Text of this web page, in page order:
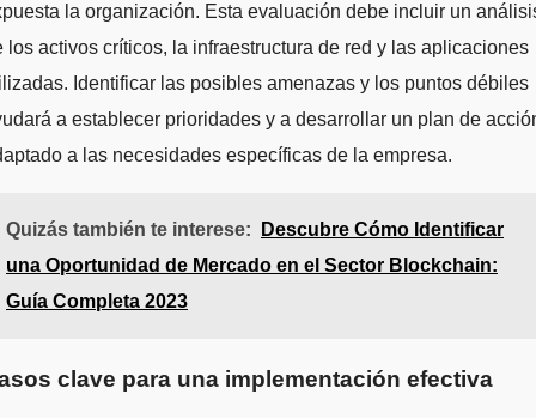
la organización. Esta evaluación debe incluir un
los activos críticos, la infraestructura de red y las aplicaciones
Identificar las posibles amenazas y los puntos débiles
a establecer prioridades y a desarrollar un plan de
a las necesidades específicas de la empresa.
Quizás también te interese:
Descubre Cómo Identificar
una Oportunidad de Mercado en el Sector Blockchain:
Guía Completa 2023
clave para una implementación efectiva